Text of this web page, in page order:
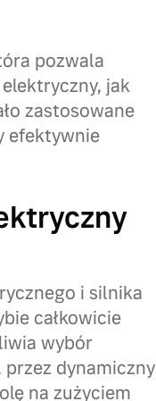
pozwala
jak
zastosowane
efektywnie
i silnika
całkowicie
wybór
dynamiczny
na zużyciem